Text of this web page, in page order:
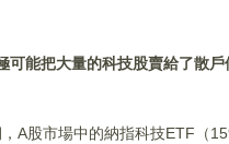
可能把大量的科技股賣給了散戶
A股市場中的納指科技ETF（